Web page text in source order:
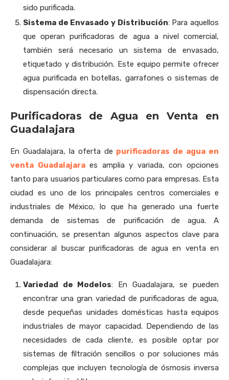
sido purificada.
Sistema de Envasado y Distribución: Para aquellos
que operan purificadoras de agua a nivel comercial,
también será necesario un sistema de envasado,
etiquetado y distribución. Este equipo permite ofrecer
agua purificada en botellas, garrafones o sistemas de
dispensación directa.
Purificadoras de Agua en Venta en
Guadalajara
En Guadalajara, la oferta de purificadoras de agua en
venta Guadalajaraes amplia y variada, con opciones
tanto para usuarios particulares como para empresas. Esta
ciudad es uno de los principales centros comerciales e
industriales de México, lo que ha generado una fuerte
demanda de sistemas de purificación de agua. A
continuación, se presentan algunos aspectos clave para
considerar al buscar purificadoras de agua en venta en
Guadalajara:
Variedad de Modelos: En Guadalajara, se pueden
encontrar una gran variedad de purificadoras de agua,
desde pequeñas unidades domésticas hasta equipos
industriales de mayor capacidad. Dependiendo de las
necesidades de cada cliente, es posible optar por
sistemas de filtración sencillos o por soluciones más
complejas que incluyen tecnología de ósmosis inversa